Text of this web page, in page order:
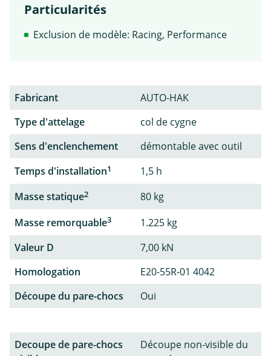
Particularités
Exclusion de modèle: Racing, Performance
Fabricant
AUTO-HAK
Type d'attelage
col de cygne
Sens d'enclenchement
démontable avec outil
Temps d'installation1
1,5 h
Masse statique2
80 kg
Masse remorquable3
1.225 kg
Valeur D
7,00 kN
Homologation
E20-55R-01 4042
Découpe du pare-chocs
Oui
Decoupe de pare-chocs
Découpe non-visible du